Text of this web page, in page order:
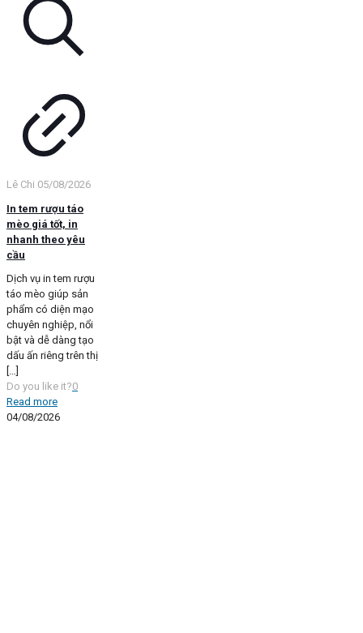
Lê Chi 05/08/2026
In tem rượu táo
mèo giá tốt, in
nhanh theo yêu
cầu
Dịch vụ in tem rượu
táo mèo giúp sản
phẩm có diện mạo
chuyên nghiệp, nổi
bật và dễ dàng tạo
dấu ấn riêng trên thị
[…]
Do you like it?0
Read more
04/08/2026